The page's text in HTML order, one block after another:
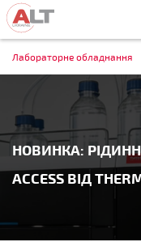
Лабораторне обладнання
НОВИНКА:
ACCESS ВІД